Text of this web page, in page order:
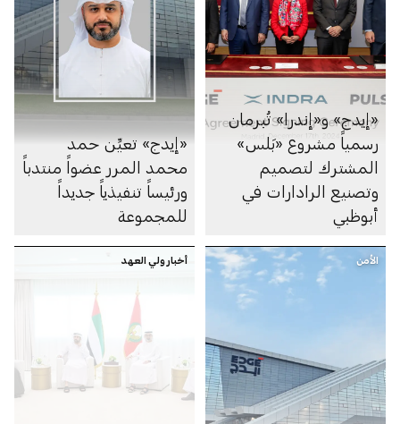
«إيدج» و«إندرا» تُبرمان
رسمياً مشروع «بَلس»
المشترك لتصميم
وتصنيع الرادارات في
أبوظبي
«إيدج» تعيِّن حمد
محمد المرر عضواً منتدباً
ورئيساً تنفيذياً جديداً
للمجموعة
الأمن أخبار ولي العهد